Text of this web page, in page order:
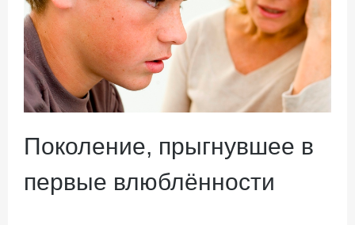
Поколение, прыгнувшее в
первые влюблённости